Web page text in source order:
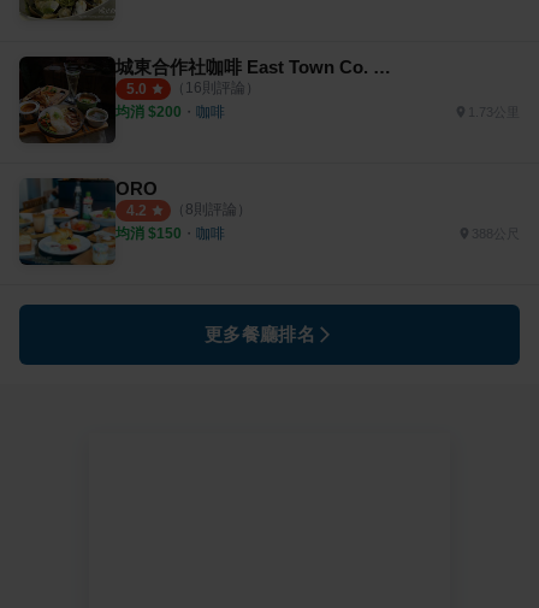
城東合作社咖啡 East Town Co. Cafe
5.0 （ 16則評論）
均消 $200 ・ 咖啡
ORO
4.2 （ 8則評論）
均消 $150 ・ 咖啡
更多餐廳排名